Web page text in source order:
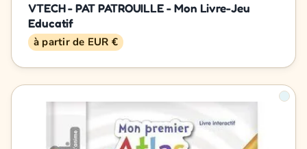
VTECH - PAT PATROUILLE - Mon Livre-Jeu
Educatif
à partir de EUR €